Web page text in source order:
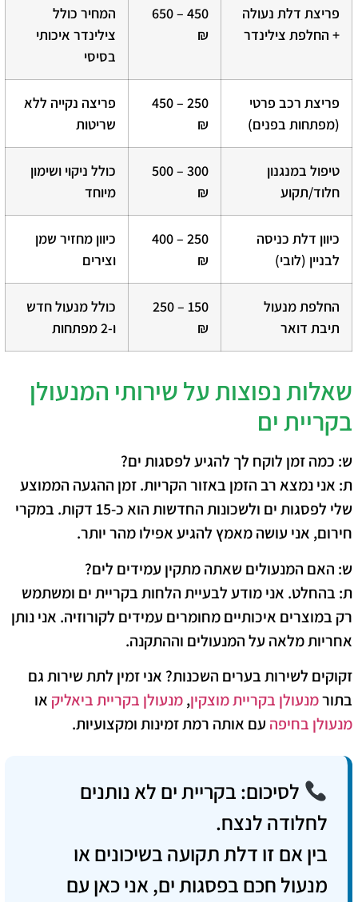
פריצת דלת נעולה
+ החלפת צילינדר
450 – 650
₪
המחיר כולל
צילינדר איכותי
בסיסי
פריצת רכב פרטי
(מפתחות בפנים)
250 – 450
₪
פריצה נקייה ללא
שריטות
טיפול במנגנון
חלוד/תקוע
300 – 500
₪
כולל ניקוי ושימון
מיוחד
כיוון דלת כניסה
לבניין (לובי)
250 – 400
₪
כיוון מחזיר שמן
וצירים
החלפת מנעול
תיבת דואר
150 – 250
₪
כולל מנעול חדש
ו-2 מפתחות
שאלות נפוצות על שירותי המנעולן
בקריית ים
ש: כמה זמן לוקח לך להגיע לפסגות ים?
ת: אני נמצא רב הזמן באזור הקריות. זמן ההגעה הממוצע
שלי לפסגות ים ולשכונות החדשות הוא כ-15 דקות. במקרי
חירום, אני עושה מאמץ להגיע אפילו מהר יותר.
ש: האם המנעולים שאתה מתקין עמידים לים?
ת: בהחלט. אני מודע לבעיית הלחות בקריית ים ומשתמש
רק במוצרים איכותיים מחומרים עמידים לקורוזיה. אני נותן
אחריות מלאה על המנעולים וההתקנה.
זקוקים לשירות בערים השכנות? אני זמין לתת שירות גם
בתורמנעולן בקריית מוצקין,מנעולן בקריית ביאליק או
מנעולן בחיפה עם אותה רמת זמינות ומקצועיות.
לסיכום: בקריית ים לא נותנים
לחלודה לנצח.
בין אם זו דלת תקועה בשיכונים או
מנעול חכם בפסגות ים, אני כאן עם